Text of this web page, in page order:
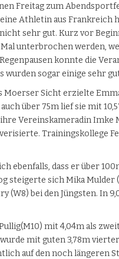
Freitag zum
Athletin aus Frankreich
sehr gut. Kurz vor
unterbrochen werden,
konnte die
wurden sogar einige sehr
Moerser Sicht erzielte
über 75m lief sie mit
Vereinskameradin Imke
Trainingskollege
ebenfalls, dass er über
steigerte sich Mika Mulder
bei den Jüngsten. In
mit 4,04m als
mit guten 3,78m
auf den noch längeren